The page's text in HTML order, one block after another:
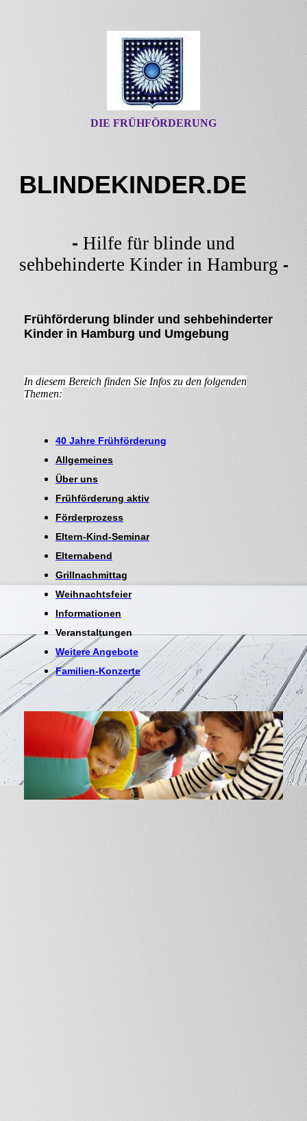
DIE FRÜHFÖRDERUNG
BLINDEKINDER.DE
- Hilfe für blinde und
sehbehinderte Kinder in Hamburg-
Frühförderung blinder und sehbehinderter
Kinder in Hamburg und Umgebung
In diesem Bereich finden Sie Infos zu den folgenden
Themen:
40 Jahre Frühförderung
Allgemeines
Über uns
Frühförderung aktiv
Förderprozess
Eltern-Kind-Seminar
Elternabend
Grillnachmittag
Weihnachtsfeier
Informationen
Veranstaltungen
Weitere Angebote
Familien-Konzerte